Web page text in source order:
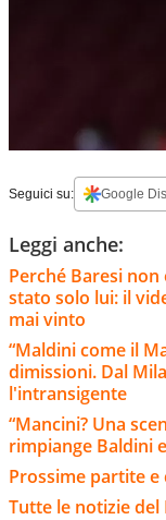
Seguici su: Google
Leggi anche:
Perché Baresi
stato solo lui: il
mai vinto
“Maldini come il
dimissioni. Dal
l'intransigente
“Mancini? Una
rimpiange Baldini
Prossime partite
Tutte le notizie del